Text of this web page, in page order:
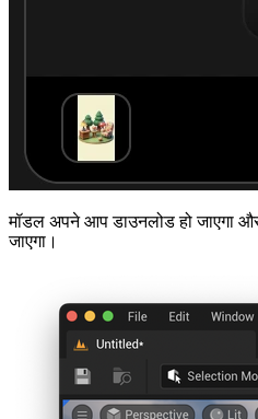
मॉडल अपने आप डाउनलोड हो जाएगा
जाएगा।